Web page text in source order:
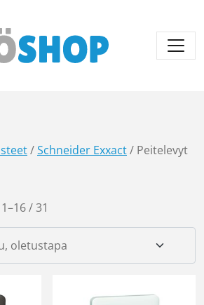
/Schneider Exxact/ Peitelevyt
/ 31